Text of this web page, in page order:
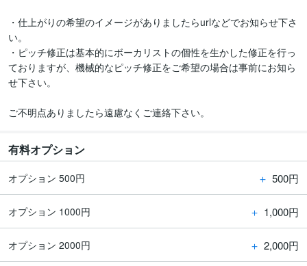
・仕上がりの希望のイメージがありましたらurlなどでお知らせ下さ
い。
・ピッチ修正は基本的にボーカリストの個性を生かした修正を行っ
ておりますが、機械的なピッチ修正をご希望の場合は事前にお知ら
せ下さい。
ご不明点ありましたら遠慮なくご連絡下さい。
有料オプション
オプション 500円 ＋ 500円
オプション 1000円 ＋ 1,000円
オプション 2000円 ＋ 2,000円